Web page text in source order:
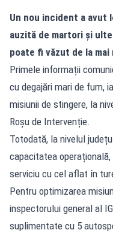
Un nou incident a avut
auzită de martori și
poate fi văzut de la
Primele informații
cu degajări mari de fum,
misiunii de stingere, la
Roșu de Intervenție.
Totodată, la nivelul
capacitatea
serviciu cu cel aflat în
Pentru optimizarea
inspectorului general al
suplimentate cu 5